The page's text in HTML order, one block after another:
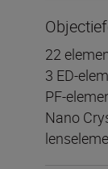
22
3 ED-
PF-
Nano